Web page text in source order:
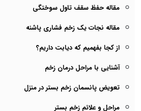
مقاله حفظ سقف تاول سوختگی
مقاله نجات یک زخم فشاری پاشنه
از کجا بفهمیم که دیابت داریم؟
آشنایی با مراحل درمان زخم
تعویض پانسمان زخم بستر در منزل
مراحل و علائم زخم بستر